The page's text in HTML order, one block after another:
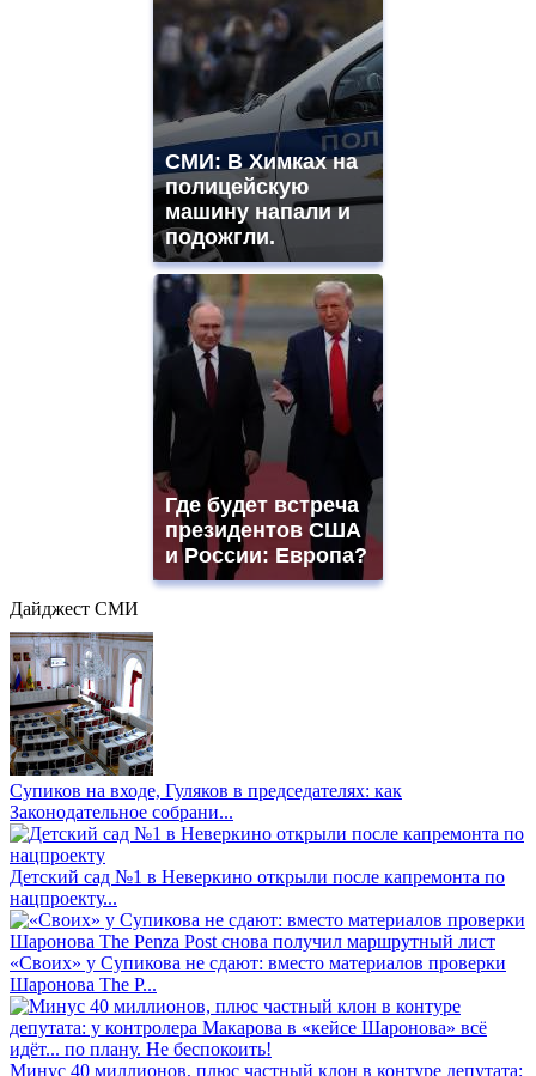
СМИ: В Химках на
полицейскую
машину напали и
подожгли.
Где будет встреча
президентов США
и России: Европа?
Дайджест СМИ
Супиков на входе, Гуляков в председателях: как
Законодательное собрани...
Детский сад №1 в Неверкино открыли после капремонта по
нацпроекту...
«Своих» у Супикова не сдают: вместо материалов проверки
Шаронова The P...
Минус 40 миллионов, плюс частный клон в контуре депутата: